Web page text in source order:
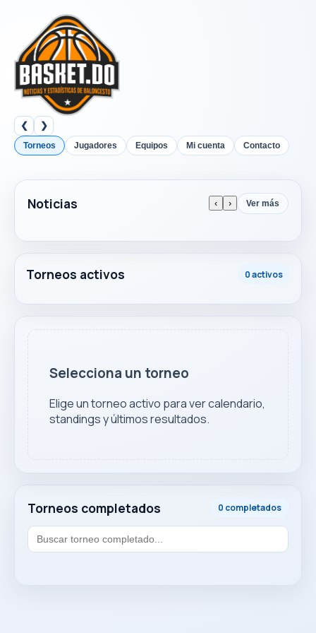
❮ ❯
Torneos Jugadores Equipos Mi cuenta Contacto
Noticias ‹ › Ver más
Torneos activos 0 activos
Torneos completados 0 completados
Selecciona un torneo
Elige un torneo activo para ver calendario,
standings y últimos resultados.